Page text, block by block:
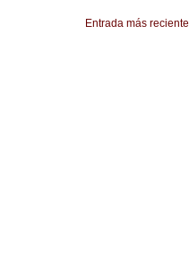
Entrada más reciente